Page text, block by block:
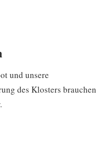
und unsere
des Klosters brauchen